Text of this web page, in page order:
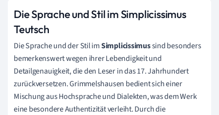
Die Sprache und Stil im Simplicissimus
Teutsch
Die Sprache und der Stil imSimplicissimussind besonders
bemerkenswert wegen ihrer Lebendigkeit und
Detailgenauigkeit, die den Leser in das 17. Jahrhundert
zurückversetzen. Grimmelshausen bedient sich einer
Mischung aus Hochsprache und Dialekten, was dem Werk
eine besondere Authentizität verleiht. Durch die